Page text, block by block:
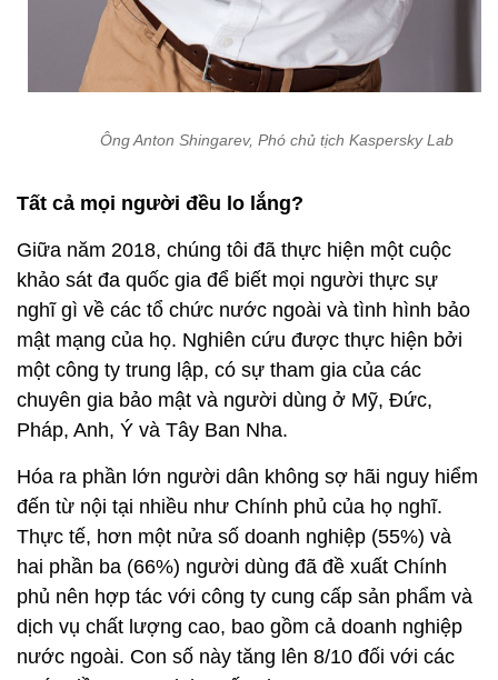
Ông Anton Shingarev, Phó chủ tịch Kaspersky Lab
Tất cả mọi người đều lo lắng?
Giữa năm 2018, chúng tôi đã thực hiện một cuộc
khảo sát đa quốc gia để biết mọi người thực sự
nghĩ gì về các tổ chức nước ngoài và tình hình bảo
mật mạng của họ. Nghiên cứu được thực hiện bởi
một công ty trung lập, có sự tham gia của các
chuyên gia bảo mật và người dùng ở Mỹ, Đức,
Pháp, Anh, Ý và Tây Ban Nha.
Hóa ra phần lớn người dân không sợ hãi nguy hiểm
đến từ nội tại nhiều như Chính phủ của họ nghĩ.
Thực tế, hơn một nửa số doanh nghiệp (55%) và
hai phần ba (66%) người dùng đã đề xuất Chính
phủ nên hợp tác với công ty cung cấp sản phẩm và
dịch vụ chất lượng cao, bao gồm cả doanh nghiệp
nước ngoài. Con số này tăng lên 8/10 đối với các